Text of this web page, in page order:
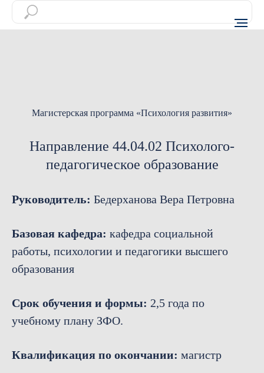
Магистерская программа «Психология развития»
Направление 44.04.02 Психолого-
педагогическое образование
Руководитель: Бедерханова Вера Петровна
Базовая кафедра: кафедра социальной
работы, психологии и педагогики высшего
образования
Срок обучения и формы: 2,5 года по
учебному плану ЗФО.
Квалификация по окончании: магистр